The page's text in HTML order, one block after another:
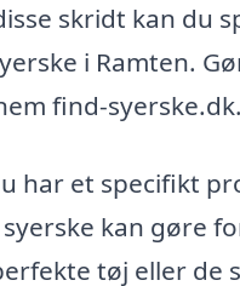
skridt kan du
i Ramten.
find-syerske.dk.
har et specifikt
kan gøre
tøj eller de